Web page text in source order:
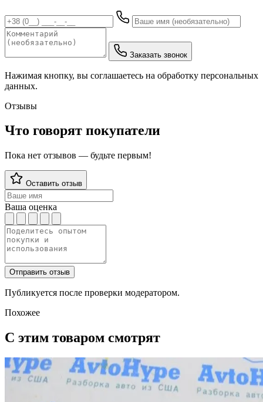
Заказать звонок
Нажимая кнопку, вы соглашаетесь на обработку персональных
данных.
Отзывы
Что говорят покупатели
Пока нет отзывов — будьте первым!
Оставить отзыв
Ваша оценка
Отправить отзыв
Публикуется после проверки модератором.
Похожее
С этим товаром смотрят